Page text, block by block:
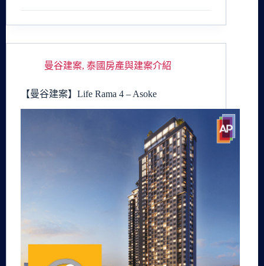
曼谷建案, 泰國房產與建案介紹
【曼谷建案】Life Rama 4 – Asoke